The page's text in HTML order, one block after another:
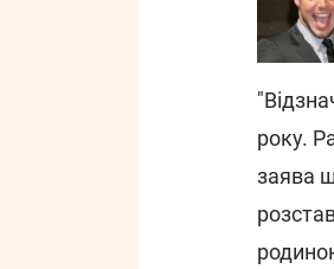
року.
заява